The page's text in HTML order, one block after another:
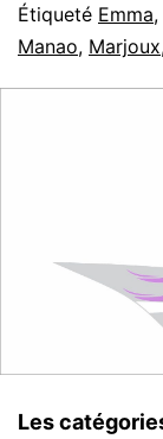
Étiqueté Emma,
Manao, Marjoux
Les